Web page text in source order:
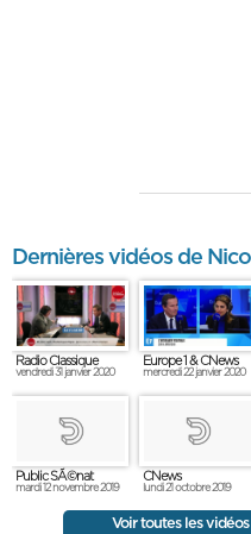
Dernières vidéos de
Radio Classique
vendredi 31 janvier 2020
Europe 1 & CNews
mercredi 22 janvier 2020
Public SÃ©nat
mardi 12 novembre 2019
CNews
lundi 21 octobre 2019
Voir toutes les